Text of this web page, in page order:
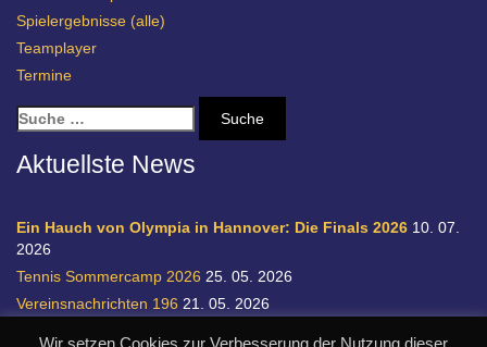
Spielergebnisse (alle)
Teamplayer
Termine
S
u
c
n
a
c
:
Aktuellste News
Ein Hauch von Olympia in Hannover: Die Finals 2026 10. 07.
2026
Tennis Sommercamp 2026 25. 05. 2026
Vereinsnachrichten 196 21. 05. 2026
Wir setzen Cookies zur Verbesserung der Nutzung dieser